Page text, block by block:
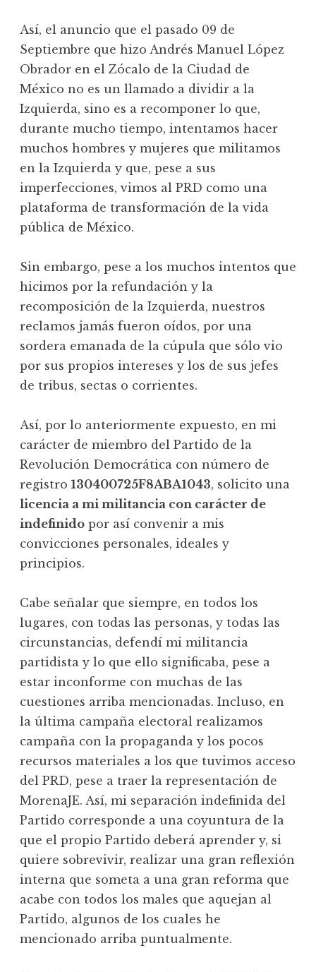
Así, el anuncio que el pasado 09 de
Septiembre que hizo Andrés Manuel López
Obrador en el Zócalo de la Ciudad de
México no es un llamado a dividir a la
Izquierda, sino es a recomponer lo que,
durante mucho tiempo, intentamos hacer
muchos hombres y mujeres que militamos
en la Izquierda y que, pese a sus
imperfecciones, vimos al PRD como una
plataforma de transformación de la vida
pública de México.
Sin embargo, pese a los muchos intentos que
hicimos por la refundación y la
recomposición de la Izquierda, nuestros
reclamos jamás fueron oídos, por una
sordera emanada de la cúpula que sólo vio
por sus propios intereses y los de sus jefes
de tribus, sectas o corrientes.
Así, por lo anteriormente expuesto, en mi
carácter de miembro del Partido de la
Revolución Democrática con número de
registro 130400725F8ABA1043, solicito una
licencia a mi militancia con carácter de
indefinido por así convenir a mis
convicciones personales, ideales y
principios.
Cabe señalar que siempre, en todos los
lugares, con todas las personas, y todas las
circunstancias, defendí mi militancia
partidista y lo que ello significaba, pese a
estar inconforme con muchas de las
cuestiones arriba mencionadas. Incluso, en
la última campaña electoral realizamos
campaña con la propaganda y los pocos
recursos materiales a los que tuvimos acceso
del PRD, pese a traer la representación de
MorenaJE. Así, mi separación indefinida del
Partido corresponde a una coyuntura de la
que el propio Partido deberá aprender y, si
quiere sobrevivir, realizar una gran reflexión
interna que someta a una gran reforma que
acabe con todos los males que aquejan al
Partido, algunos de los cuales he
mencionado arriba puntualmente.